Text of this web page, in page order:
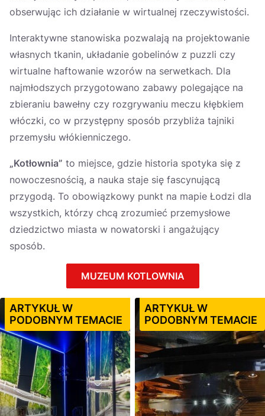
obserwując ich działanie w wirtualnej rzeczywistości.
Interaktywne stanowiska pozwalają na projektowanie
własnych tkanin, układanie gobelinów z puzzli czy
wirtualne haftowanie wzorów na serwetkach. Dla
najmłodszych przygotowano zabawy polegające na
zbieraniu bawełny czy rozgrywaniu meczu kłębkiem
włóczki, co w przystępny sposób przybliża tajniki
przemysłu włókienniczego.
„Kotłownia” to miejsce, gdzie historia spotyka się z
nowoczesnością, a nauka staje się fascynującą
przygodą. To obowiązkowy punkt na mapie Łodzi dla
wszystkich, którzy chcą zrozumieć przemysłowe
dziedzictwo miasta w nowatorski i angażujący
sposób.
MUZEUM KOTLOWNIA
ARTYKUŁ W
PODOBNYM TEMACIE
ARTYKUŁ W
PODOBNYM TEMACIE